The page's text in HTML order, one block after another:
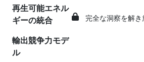
完全な洞察を解き
再生可能エネル
ギーの統合
輸出競争力モデ
ル